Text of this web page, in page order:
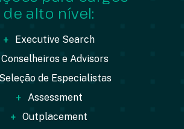
de alto nível:
+ Executive Search
Conselheiros e Advisors
Seleção de Especialistas
+ Assessment
+ Outplacement